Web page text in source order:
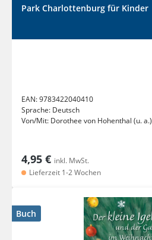
Park Charlottenburg für Kinder
EAN:9783422040410
Sprache: Deutsch
Von/Mit: Dorothee von Hohenthal (u. a.)
4,95 € inkl. MwSt.
Lieferzeit 1-2 Wochen
Buch